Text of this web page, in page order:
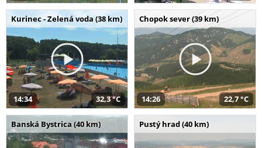
Kurinec - Zelená voda (38 km)
14:34 32,3 °C
Chopok sever (39 km)
14:26 22,7 °C
Banská Bystrica (40 km) Pustý hrad (40 km)